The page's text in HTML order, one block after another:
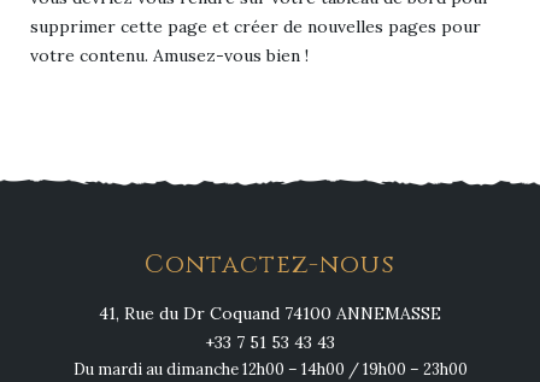
supprimer cette page et créer de nouvelles pages pour
votre contenu. Amusez-vous bien !
Contactez-nous
41, Rue du Dr Coquand 74100 ANNEMASSE
+33 7 51 53 43 43
Du mardi au dimanche 12h00 – 14h00 / 19h00 – 23h00